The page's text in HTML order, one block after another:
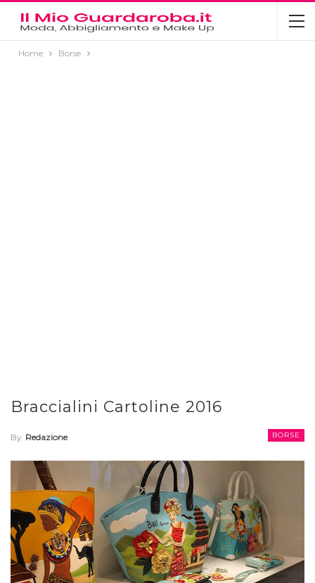
Home Borse
Braccialini Cartoline 2016
BORSE
By Redazione